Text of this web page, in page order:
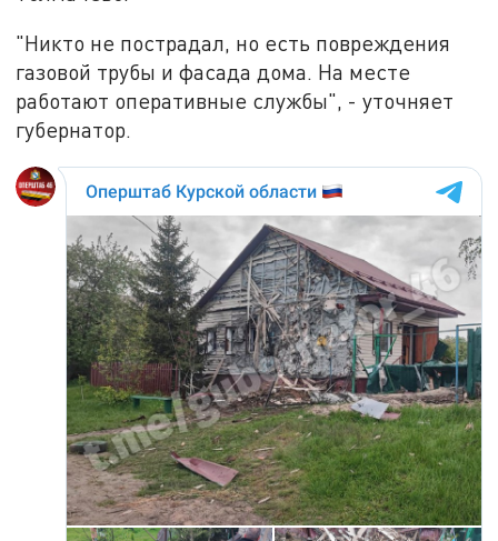
"Никто не пострадал, но есть повреждения
газовой трубы и фасада дома. На месте
работают оперативные службы", - уточняет
губернатор.